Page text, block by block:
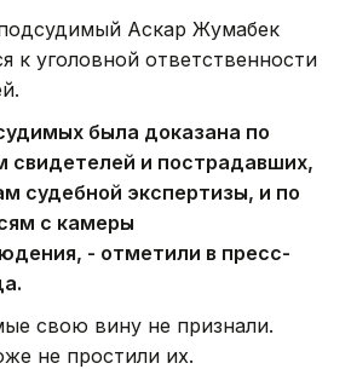
Аскар Жумабек
к уголовной ответственности
была доказана по
свидетелей и пострадавших,
судебной экспертизы, и по
с камеры
- отметили в пресс-
свою вину не признали.
не простили их.